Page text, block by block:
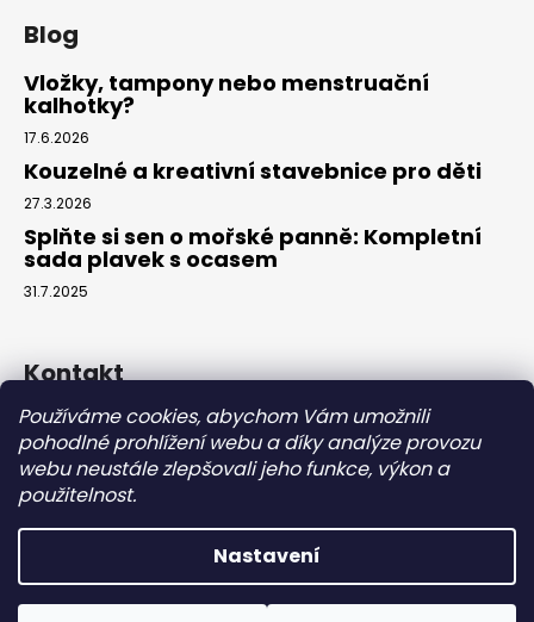
Používáme cookies, abychom Vám umožnili
pohodlné prohlížení webu a díky analýze provozu
webu neustále zlepšovali jeho funkce, výkon a
použitelnost.
Nastavení
Blog
Vložky, tampony nebo menstruační
kalhotky?
17.6.2026
Kouzelné a kreativní stavebnice pro děti
27.3.2026
Splňte si sen o mořské panně: Kompletní
sada plavek s ocasem
31.7.2025
Kontakt
info@eparuky.cz
+420 734 459 045
Náš Facebook
Copyright 2026eparuky.cz. Všechna práva vyhrazena.